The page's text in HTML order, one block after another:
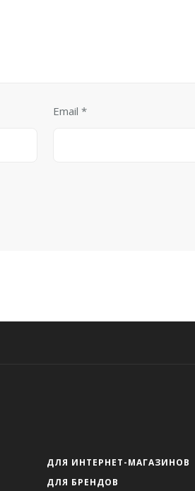
Email*
ДЛЯ ИНТЕРНЕТ-МАГАЗИНОВ
ДЛЯ БРЕНДОВ